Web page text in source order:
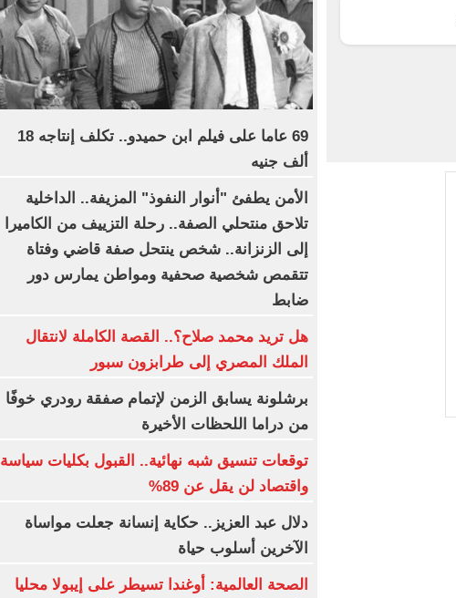
69 عاما على فيلم ابن حميدو.. تكلف إنتاجه 18
ألف جنيه
الأمن يطفئ "أنوار النفوذ" المزيفة.. الداخلية
تلاحق منتحلي الصفة.. رحلة التزييف من الكاميرا
إلى الزنزانة.. شخص ينتحل صفة قاضي وفتاة
تتقمص شخصية صحفية ومواطن يمارس دور
ضابط
هل تريد محمد صلاح؟.. القصة الكاملة لانتقال
الملك المصري إلى طرابزون سبور
برشلونة يسابق الزمن لإتمام صفقة رودري خوفًا
من دراما اللحظات الأخيرة
توقعات تنسيق شبه نهائية.. القبول بكليات سياسة
واقتصاد لن يقل عن 89%
دلال عبد العزيز.. حكاية إنسانة جعلت مواساة
الآخرين أسلوب حياة
الصحة العالمية: أوغندا تسيطر على إيبولا محليا